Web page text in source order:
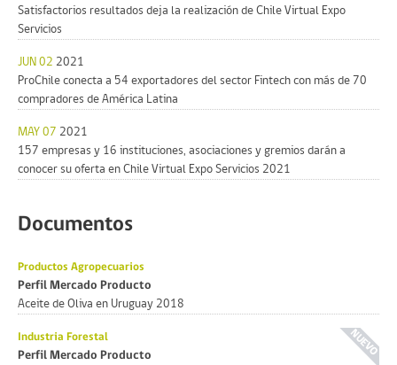
Satisfactorios resultados deja la realización de Chile Virtual Expo
Servicios
JUN 02 2021
ProChile conecta a 54 exportadores del sector Fintech con más de 70
compradores de América Latina
MAY 07 2021
157 empresas y 16 instituciones, asociaciones y gremios darán a
conocer su oferta en Chile Virtual Expo Servicios 2021
Documentos
Productos Agropecuarios
Perfil Mercado Producto
Aceite de Oliva en Uruguay 2018
Industria Forestal
Perfil Mercado Producto